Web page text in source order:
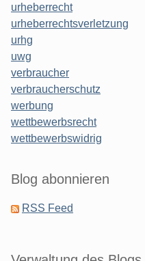
urheberrecht
urheberrechtsverletzung
urhg
uwg
verbraucher
verbraucherschutz
werbung
wettbewerbsrecht
wettbewerbswidrig
Blog abonnieren
RSS Feed